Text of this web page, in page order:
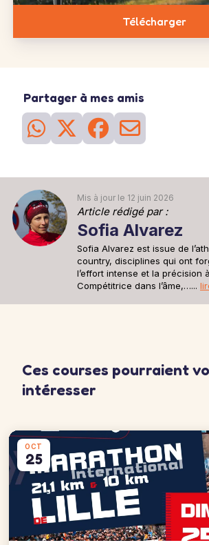
répétitions sur
chaque jambes
attend en général autour des km 25-30 d'un marathon.
Télécharger
Partager à mes amis
Mis à jour le 12 juin 2026
Article rédigé par :
Sofia Alvarez
Sofia Alvarez est issue de
country, disciplines qui ont
l’effort intense et la précision
Compétitrice dans l’âme,…...
Ces courses pourraient
intéresser
OCT
25